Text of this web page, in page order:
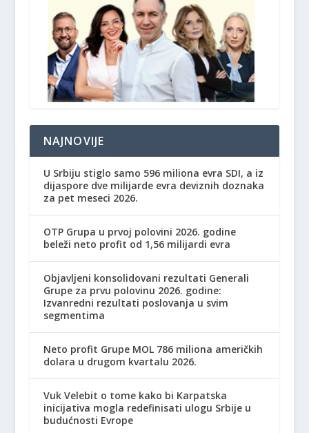
NAJNOVIJE
U Srbiju stiglo samo 596 miliona evra SDI, a iz
dijaspore dve milijarde evra deviznih doznaka
za pet meseci 2026.
OTP Grupa u prvoj polovini 2026. godine
beleži neto profit od 1,56 milijardi evra
Objavljeni konsolidovani rezultati Generali
Grupe za prvu polovinu 2026. godine:
Izvanredni rezultati poslovanja u svim
segmentima
Neto profit Grupe MOL 786 miliona američkih
dolara u drugom kvartalu 2026.
Vuk Velebit o tome kako bi Karpatska
inicijativa mogla redefinisati ulogu Srbije u
budućnosti Evrope